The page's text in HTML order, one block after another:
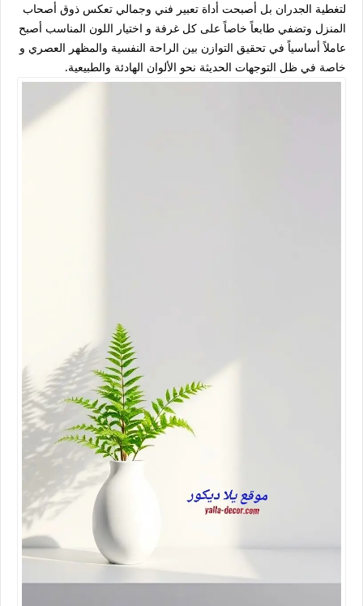
لتغطية الجدران بل أصبحت أداة تعبير فني وجمالي تعكس ذوق أصحاب
المنزل وتضفي طابعاً خاصاً على كل غرفة و اختيار اللون المناسب أصبح
عاملاً أساسياً في تحقيق التوازن بين الراحة النفسية والمظهر العصري و
خاصة في ظل التوجهات الحديثة نحو الألوان الهادئة والطبيعية.